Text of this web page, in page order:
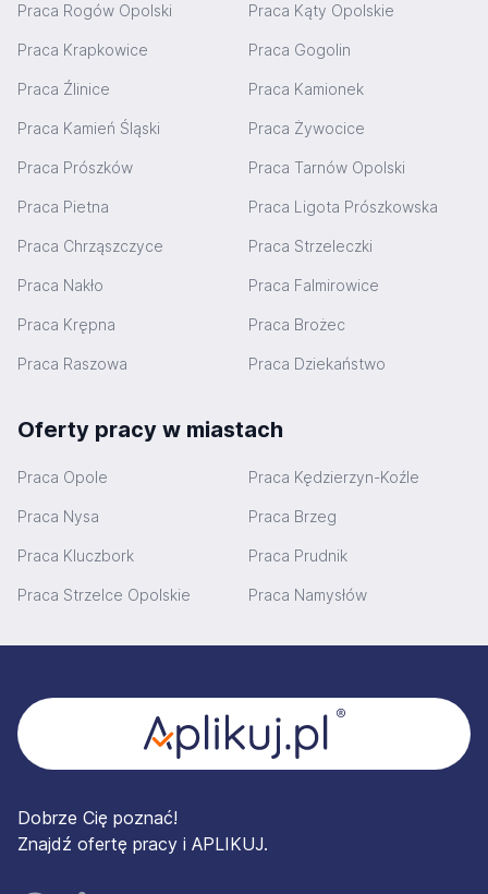
Praca Rogów Opolski Praca Kąty Opolskie
Praca Krapkowice Praca Gogolin
Praca Źlinice Praca Kamionek
Praca Kamień Śląski Praca Żywocice
Praca Prószków Praca Tarnów Opolski
Praca Pietna Praca Ligota Prószkowska
Praca Chrząszczyce Praca Strzeleczki
Praca Nakło Praca Falmirowice
Praca Krępna Praca Brożec
Praca Raszowa Praca Dziekaństwo
Oferty pracy w miastach
Praca Opole Praca Kędzierzyn-Koźle
Praca Nysa Praca Brzeg
Praca Kluczbork Praca Prudnik
Praca Strzelce Opolskie Praca Namysłów
Dobrze Cię poznać!
Znajdź ofertę pracy i APLIKUJ.